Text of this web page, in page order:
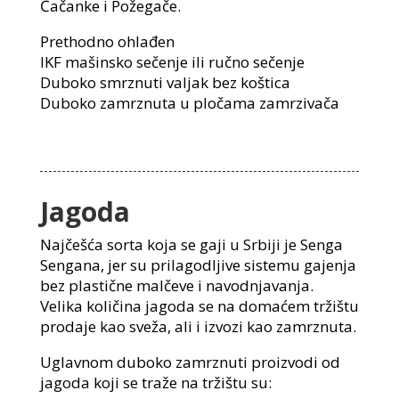
Čačanke i Požegače.
Prethodno ohlađen
IKF mašinsko sečenje ili ručno sečenje
Duboko smrznuti valjak bez koštica
Duboko zamrznuta u pločama zamrzivača
Jagoda
Najčešća sorta koja se gaji u Srbiji je Senga
Sengana, jer su prilagodljive sistemu gajenja
bez plastične malčeve i navodnjavanja.
Velika količina jagoda se na domaćem tržištu
prodaje kao sveža, ali i izvozi kao zamrznuta.
Uglavnom duboko zamrznuti proizvodi od
jagoda koji se traže na tržištu su: